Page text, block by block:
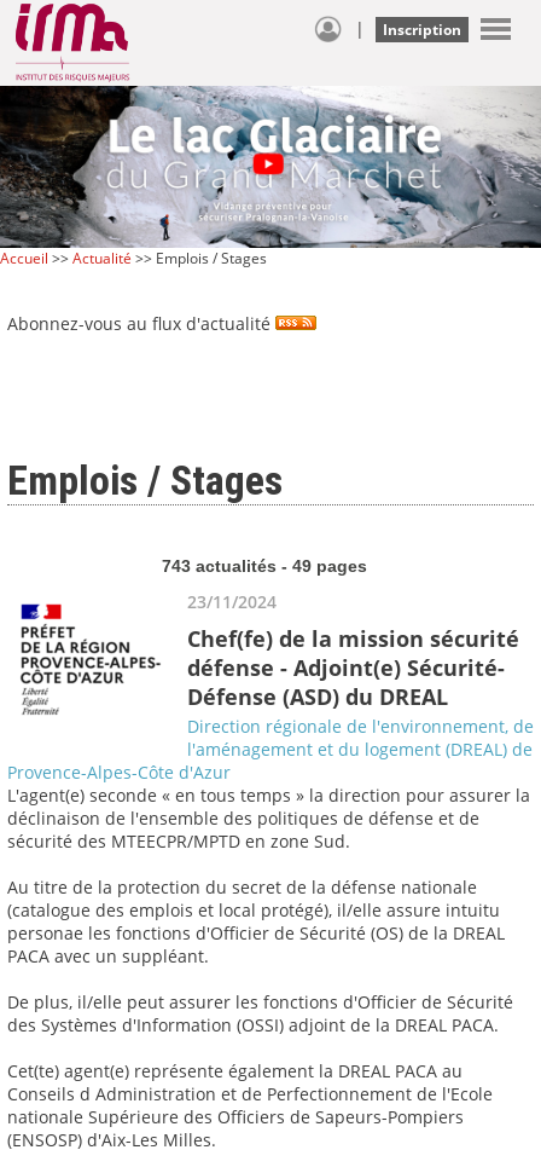
| Inscription
Accueil >>Actualité >> Emplois / Stages
Abonnez-vous au flux d'actualité
Emplois / Stages
743 actualités - 49 pages
23/11/2024
Chef(fe) de la mission sécurité
défense - Adjoint(e) Sécurité-
Défense (ASD) du DREAL
Direction régionale de l'environnement, de
l'aménagement et du logement (DREAL) de
Provence-Alpes-Côte d'Azur
L'agent(e) seconde « en tous temps » la direction pour assurer la
déclinaison de l'ensemble des politiques de défense et de
sécurité des MTEECPR/MPTD en zone Sud.
Au titre de la protection du secret de la défense nationale
(catalogue des emplois et local protégé), il/elle assure intuitu
personae les fonctions d'Officier de Sécurité (OS) de la DREAL
PACA avec un suppléant.
De plus, il/elle peut assurer les fonctions d'Officier de Sécurité
des Systèmes d'Information (OSSI) adjoint de la DREAL PACA.
Cet(te) agent(e) représente également la DREAL PACA au
Conseils d Administration et de Perfectionnement de l'Ecole
nationale Supérieure des Officiers de Sapeurs-Pompiers
(ENSOSP) d'Aix-Les Milles.